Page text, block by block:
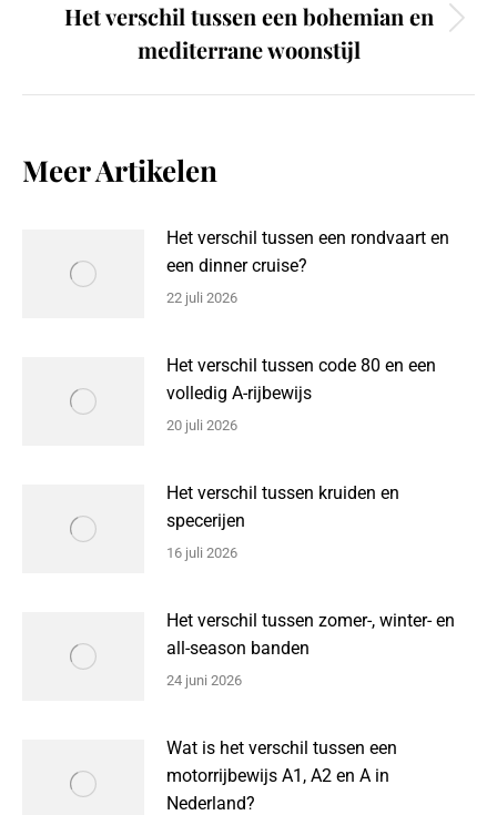
Next
post:
Het verschil tussen een bohemian en
mediterrane woonstijl
Meer Artikelen
Het verschil tussen een rondvaart en
een dinner cruise?
22 juli 2026
Het verschil tussen code 80 en een
volledig A-rijbewijs
20 juli 2026
Het verschil tussen kruiden en
specerijen
16 juli 2026
Het verschil tussen zomer-, winter- en
all-season banden
24 juni 2026
Wat is het verschil tussen een
motorrijbewijs A1, A2 en A in
Nederland?